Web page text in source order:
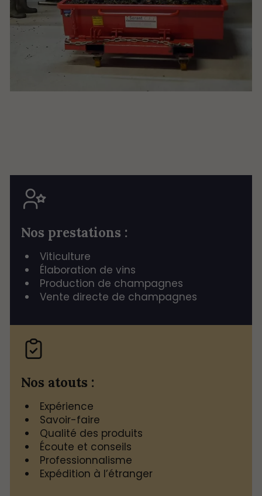
Nos prestations :
Viticulture
Élaboration de vins
Production de champagnes
Vente directe de champagnes
Nos atouts :
Expérience
Savoir-faire
Qualité des produits
Écoute et conseils
Professionnalisme
Expédition à l’étranger